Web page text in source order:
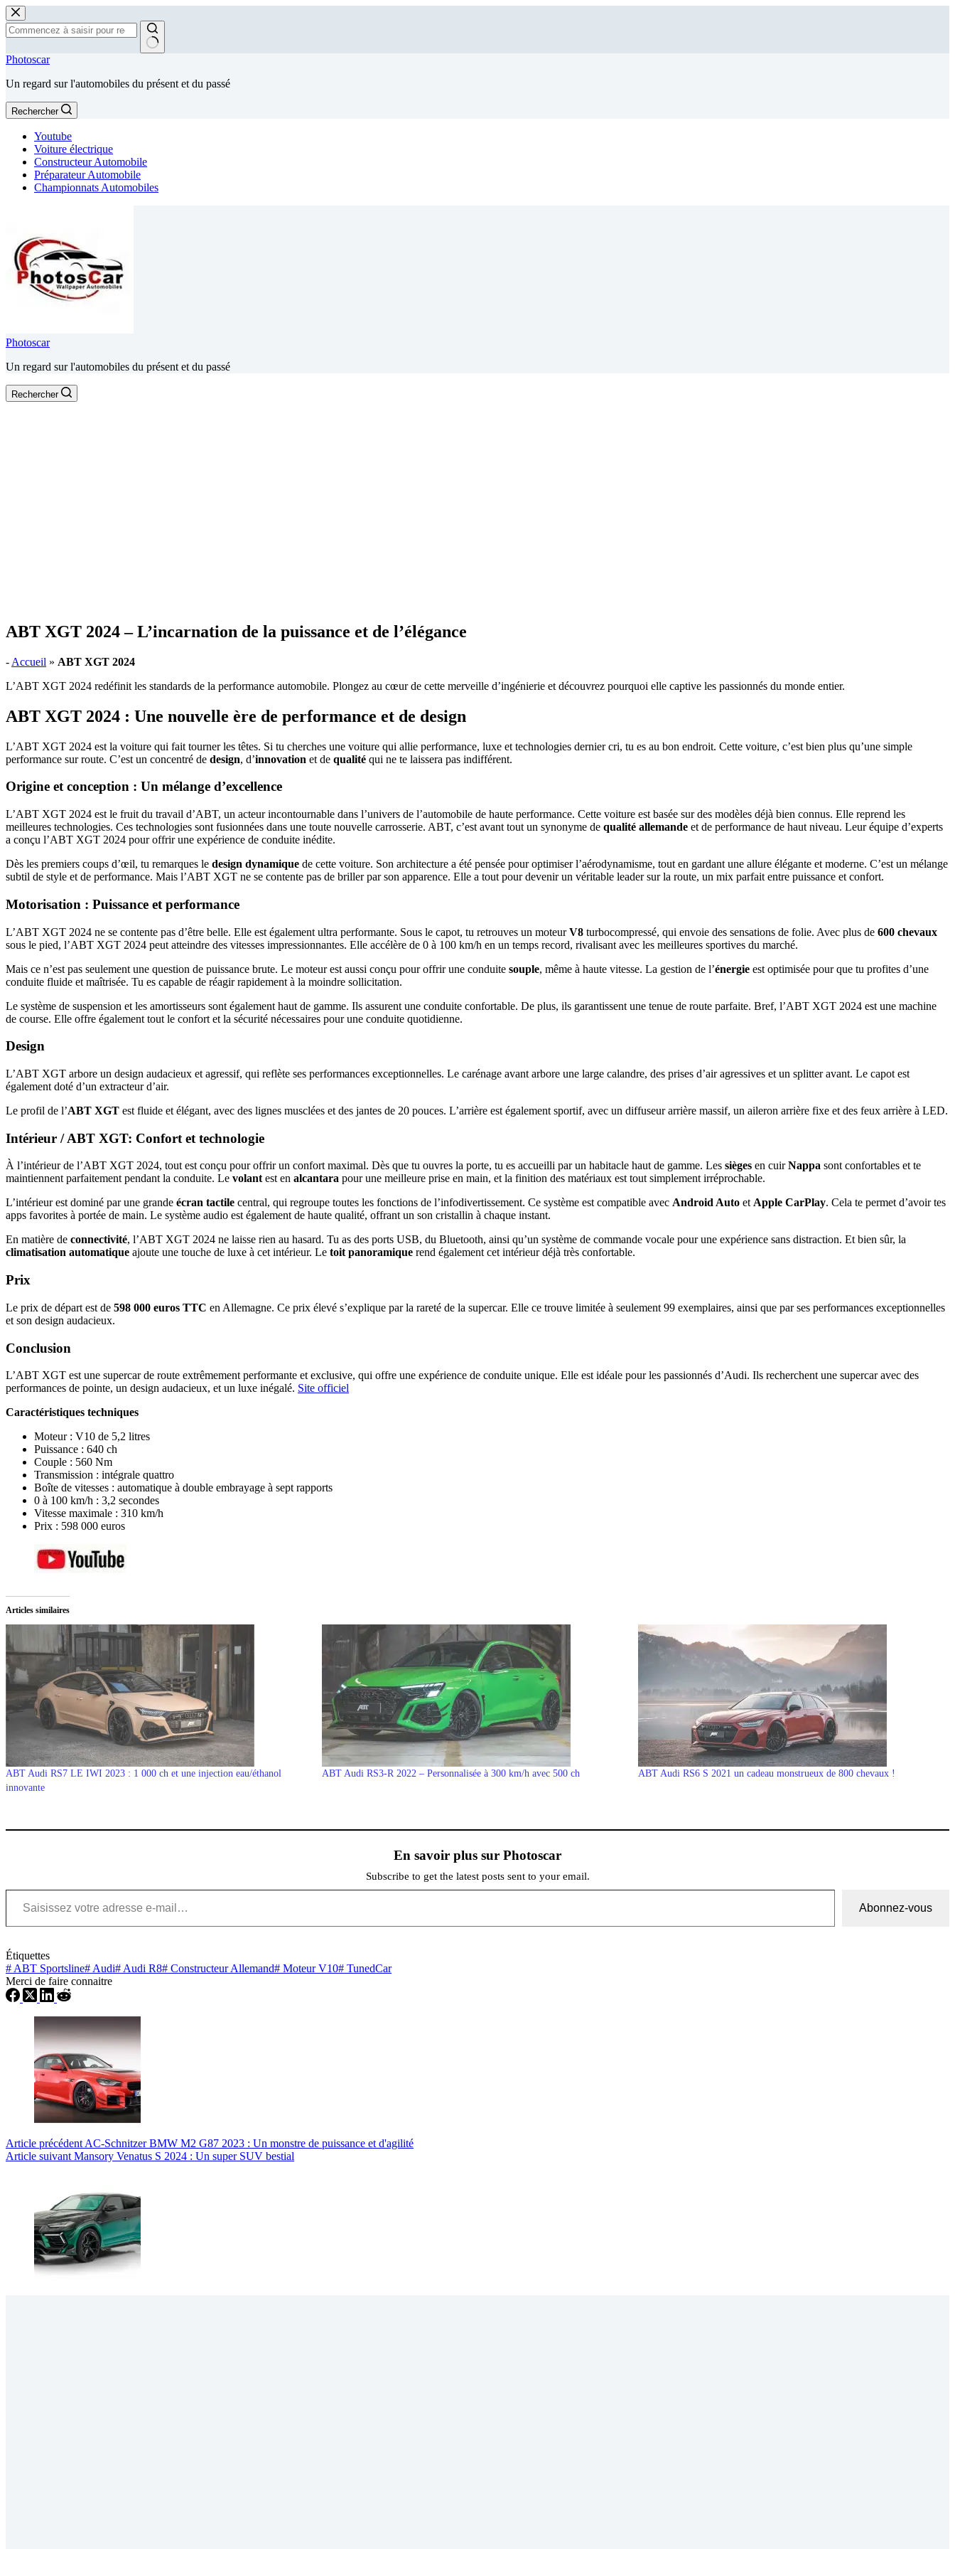
Passer
au
contenu
Aucun
Photoscar
Un regard sur l'automobiles du présent et du passé
Rechercher
Youtube
Voiture électrique
Constructeur Automobile
Préparateur Automobile
Championnats Automobiles
Photoscar
Un regard sur l'automobiles du présent et du passé
Rechercher
ABT XGT 2024 – L’incarnation de la puissance et de l’élégance
- Accueil » ABT XGT 2024
L’ABT XGT 2024 redéfinit les standards de la performance automobile. Plongez au cœur de cette merveille d’ingénierie et découvrez pourquoi elle captive les passionnés du monde entier.
ABT XGT 2024 : Une nouvelle ère de performance et de design
L’ABT XGT 2024 est la voiture qui fait tourner les têtes. Si tu cherches une voiture qui allie performance, luxe et technologies dernier cri, tu es au bon endroit. Cette voiture, c’est bien plus qu’une simple
performance sur route. C’est un concentré de design, d’innovation et de qualité qui ne te laissera pas indifférent.
Origine et conception : Un mélange d’excellence
L’ABT XGT 2024 est le fruit du travail d’ABT, un acteur incontournable dans l’univers de l’automobile de haute performance. Cette voiture est basée sur des modèles déjà bien connus. Elle reprend les
meilleures technologies. Ces technologies sont fusionnées dans une toute nouvelle carrosserie. ABT, c’est avant tout un synonyme de qualité allemande et de performance de haut niveau. Leur équipe d’experts
a conçu l’ABT XGT 2024 pour offrir une expérience de conduite inédite.
Dès les premiers coups d’œil, tu remarques le design dynamique de cette voiture. Son architecture a été pensée pour optimiser l’aérodynamisme, tout en gardant une allure élégante et moderne. C’est un mélange
subtil de style et de performance. Mais l’ABT XGT ne se contente pas de briller par son apparence. Elle a tout pour devenir un véritable leader sur la route, un mix parfait entre puissance et confort.
Motorisation : Puissance et performance
L’ABT XGT 2024 ne se contente pas d’être belle. Elle est également ultra performante. Sous le capot, tu retrouves un moteurV8 turbocompressé, qui envoie des sensations de folie. Avec plus de 600 chevaux
sous le pied, l’ABT XGT 2024 peut atteindre des vitesses impressionnantes. Elle accélère de 0 à 100 km/h en un temps record, rivalisant avec les meilleures sportives du marché.
Mais ce n’est pas seulement une question de puissance brute. Le moteur est aussi conçu pour offrir une conduite souple, même à haute vitesse. La gestion de l’énergie est optimisée pour que tu profites d’une
conduite fluide et maîtrisée. Tu es capable de réagir rapidement à la moindre sollicitation.
Le système de suspension et les amortisseurs sont également haut de gamme. Ils assurent une conduite confortable. De plus, ils garantissent une tenue de route parfaite. Bref, l’ABT XGT 2024 est une machine
de course. Elle offre également tout le confort et la sécurité nécessaires pour une conduite quotidienne.
Design
L’ABT XGT arbore un design audacieux et agressif, qui reflète ses performances exceptionnelles. Le carénage avant arbore une large calandre, des prises d’air agressives et un splitter avant. Le capot est
également doté d’un extracteur d’air.
Le profil de l’ABT XGT est fluide et élégant, avec des lignes musclées et des jantes de 20 pouces. L’arrière est également sportif, avec un diffuseur arrière massif, un aileron arrière fixe et des feux arrière à LED.
Intérieur / ABT XGT: Confort et technologie
À l’intérieur de l’ABT XGT 2024, tout est conçu pour offrir un confort maximal. Dès que tu ouvres la porte, tu es accueilli par un habitacle haut de gamme. Les sièges en cuirNappa sont confortables et te
maintiennent parfaitement pendant la conduite. Le volant est en alcantara pour une meilleure prise en main, et la finition des matériaux est tout simplement irréprochable.
L’intérieur est dominé par une grande écran tactile central, qui regroupe toutes les fonctions de l’infodivertissement. Ce système est compatible avec Android Auto et Apple CarPlay. Cela te permet d’avoir tes
apps favorites à portée de main. Le système audio est également de haute qualité, offrant un son cristallin à chaque instant.
En matière de connectivité, l’ABT XGT 2024 ne laisse rien au hasard. Tu as des ports USB, du Bluetooth, ainsi qu’un système de commande vocale pour une expérience sans distraction. Et bien sûr, la
climatisation automatique ajoute une touche de luxe à cet intérieur. Le toit panoramique rend également cet intérieur déjà très confortable.
Prix
Le prix de départ est de 598 000 euros TTC en Allemagne. Ce prix élevé s’explique par la rareté de la supercar. Elle ce trouve limitée à seulement 99 exemplaires, ainsi que par ses performances exceptionnelles
et son design audacieux.
Conclusion
L’ABT XGT est une supercar de route extrêmement performante et exclusive, qui offre une expérience de conduite unique. Elle est idéale pour les passionnés d’Audi. Ils recherchent une supercar avec des
performances de pointe, un design audacieux, et un luxe inégalé. Site officiel
Caractéristiques techniques
Moteur : V10 de 5,2 litres
Puissance : 640 ch
Couple : 560 Nm
Transmission : intégrale quattro
Boîte de vitesses : automatique à double embrayage à sept rapports
0 à 100 km/h : 3,2 secondes
Vitesse maximale : 310 km/h
Prix : 598 000 euros
Articles similaires
ABT Audi RS7 LE IWI 2023 : 1 000 ch et une injection eau/éthanol
innovante
ABT Audi RS3-R 2022 – Personnalisée à 300 km/h avec 500 ch ABT Audi RS6 S 2021 un cadeau monstrueux de 800 chevaux !
En savoir plus sur Photoscar
Subscribe to get the latest posts sent to your email.
Saisissez votre adresse e-mail…
Abonnez-vous
Étiquettes
# ABT Sportsline# Audi# Audi R8# Constructeur Allemand# Moteur V10# TunedCar
Merci de faire connaitre
Article précédent AC-Schnitzer BMW M2 G87 2023 : Un monstre de puissance et d'agilité
Article suivant Mansory Venatus S 2024 : Un super SUV bestial